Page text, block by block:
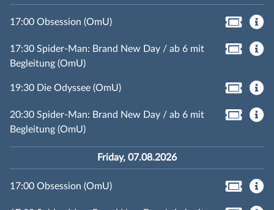
17:00 Obsession (OmU)
17:30 Spider-Man: Brand New Day / ab 6 mit
Begleitung (OmU)
19:30 Die Odyssee (OmU)
20:30 Spider-Man: Brand New Day / ab 6 mit
Begleitung (OmU)
Friday, 07.08.2026
17:00 Obsession (OmU)